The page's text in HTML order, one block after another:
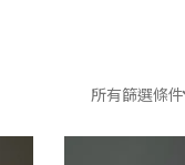
所有篩選條件